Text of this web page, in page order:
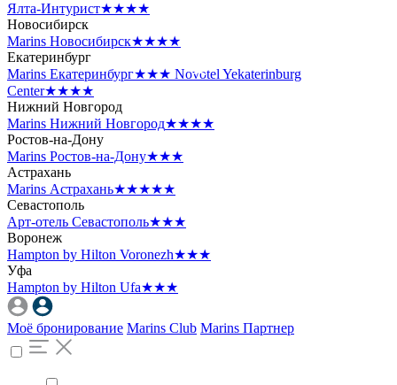
Ялта-Интурист★★★★
Новосибирск
Marins Новосибирск★★★★
Екатеринбург
Marins Екатеринбург★★★ Novotel Yekaterinburg
Center★★★★
Нижний Новгород
Marins Нижний Новгород★★★★
Ростов-на-Дону
Marins Ростов-на-Дону★★★
Астрахань
Marins Астрахань★★★★★
Севастополь
Арт-отель Севастополь★★★
Воронеж
Hampton by Hilton Voronezh★★★
Уфа
Hampton by Hilton Ufa★★★
Моё бронирование Marins Club Marins Партнер